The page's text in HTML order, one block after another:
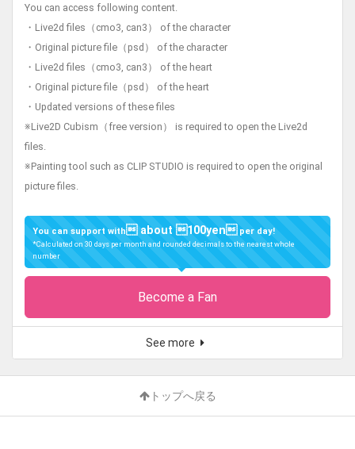
You can access following content.
・Live2d files（cmo3, can3） of the character
・Original picture file（psd） of the character
・Live2d files（cmo3, can3） of the heart
・Original picture file（psd） of the heart
・Updated versions of these files
※Live2D Cubism（free version） is required to open the Live2d
files.
※Painting tool such as CLIP STUDIO is required to open the original
picture files.
You can support with about 100yenper day!
*Calculated on 30 days per month and rounded decimals to the nearest whole
number
Become a Fan
See more
トップへ戻る